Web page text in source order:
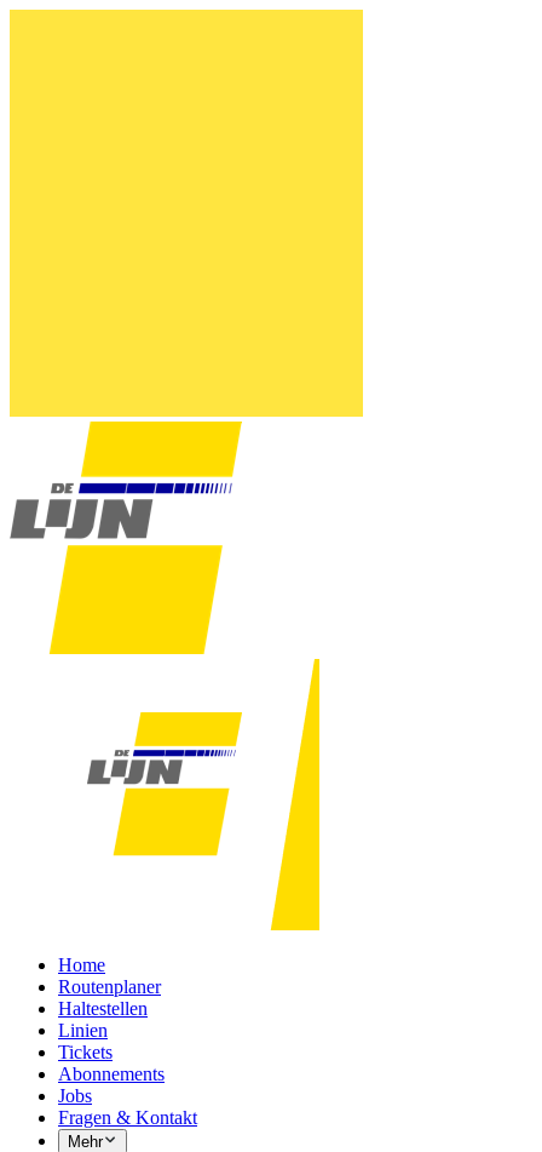
Home
Routenplaner
Haltestellen
Linien
Tickets
Abonnements
Jobs
Fragen & Kontakt
Mehr